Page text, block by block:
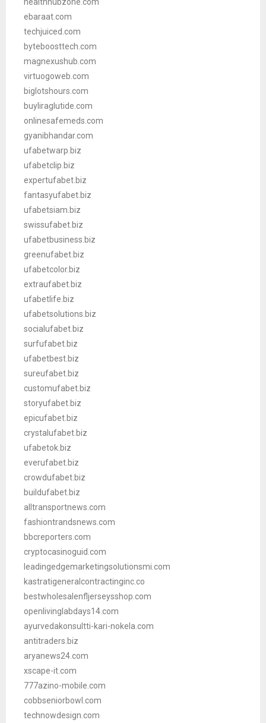
ebaraat.com
techjuiced.com
byteboosttech.com
magnexushub.com
virtuogoweb.com
biglotshours.com
buyliraglutide.com
onlinesafemeds.com
gyanibhandar.com
ufabetwarp.biz
ufabetclip.biz
expertufabet.biz
fantasyufabet.biz
ufabetsiam.biz
swissufabet.biz
ufabetbusiness.biz
greenufabet.biz
ufabetcolor.biz
extraufabet.biz
ufabetlife.biz
ufabetsolutions.biz
socialufabet.biz
surfufabet.biz
ufabetbest.biz
sureufabet.biz
customufabet.biz
storyufabet.biz
epicufabet.biz
crystalufabet.biz
ufabetok.biz
everufabet.biz
crowdufabet.biz
buildufabet.biz
alltransportnews.com
fashiontrandsnews.com
bbcreporters.com
cryptocasinoguid.com
leadingedgemarketingsolutionsmi.com
kastratigeneralcontractinginc.co
bestwholesalenfljerseysshop.com
openlivinglabdays14.com
ayurvedakonsultti-kari-nokela.com
antitraders.biz
aryanews24.com
xscape-it.com
777azino-mobile.com
cobbseniorbowl.com
technowdesign.com